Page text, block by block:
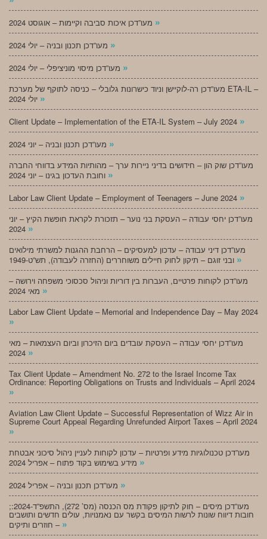
»
»
»
מעו”דכן רה-לוקיישן וניוד כישרונות גלובלי – כניסה לתוקף של מערכת ETA-IL –
»
Client Update – Implementation of the ETA-IL System – July 2024 »
»
מעו”דכן שוק הון – חידושים בדיני ניירות ערך – מהותיות המידע בדווחי החברה
»
Labor Law Client Update – Employment of Teenagers – June 2024 »
מעו”דכן יחסי עבודה – העסקת בני נוער – תזכורת לקראת חופשת הקיץ – יוני
»
מעו”דכן דיני עבודה – עדכון למעסיקים – הרחבת ההגנות למשרתי מילואים
»
מעו”דכן לקוחות פרטיים, העברות בין דוריות וניהול סכסוכי משפחה וירושה –
»
Labor Law Client Update – Memorial and Independence Day – May 2024
»
מעו”דכן יחסי עבודה – העסקת עובדים ביום הזיכרון וביום העצמאות – מאי
»
Tax Client Update – Amendment No. 272 to the Israel Income Tax
Ordinance: Reporting Obligations on Trusts and Individuals – April 2024
»
Aviation Law Client Update – Successful Representation of Wizz Air in
Supreme Court Appeal Regarding Unrefunded Airport Taxes – April 2024
»
מעו”דכן טכנולוגיות מידע ופרטיות – עדכון לקוחות לעניין ניהול סיכוני אבטחת
»
»
;מעו”דכן מיסים – חוק לתיקון פקודת מס הכנסה (מס’ 272), התשפ”ד-2024:
חובות דיווח שונות לרשות המיסים בקשר עם נאמנויות, עולים חדשים ותושבים
חוזרים ותיקים – »